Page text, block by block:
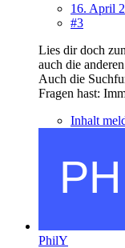
16. April
#3
Lies dir doch
auch die
Auch die
Fragen hast:
Inhalt
PhilY